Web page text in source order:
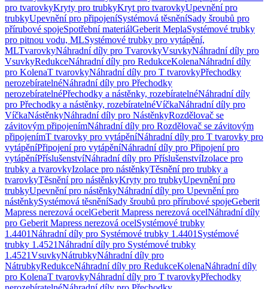
pro tvarovkyKryty pro trubkyKryt pro tvarovkyUpevnění pro
trubkyUpevnění pro připojeníSystémová těsněníSady šroubů pro
přírubové spojeSpotřební materiálGeberit MeplaSystémové trubky
pro pitnou vodu, MLSystémové trubky pro vytápění,
MLTvarovkyNáhradní díly pro TvarovkyVsuvkyNáhradní díly pro
VsuvkyRedukceNáhradní díly pro RedukceKolenaNáhradní díly
pro KolenaT tvarovkyNáhradní díly pro T tvarovkyPřechodky
nerozebíratelnéNáhradní díly pro Přechodky
nerozebíratelnéPřechodky a nástěnky, rozebíratelnéNáhradní díly
pro Přechodky a nástěnky, rozebíratelnéVíčkaNáhradní díly pro
VíčkaNástěnkyNáhradní díly pro NástěnkyRozdělovač se
závitovým připojenímNáhradní díly pro Rozdělovač se závitovým
připojenímT tvarovky pro vytápěníNáhradní díly pro T tvarovky pro
vytápěníPřipojení pro vytápěníNáhradní díly pro Připojení pro
vytápěníPříslušenstvíNáhradní díly pro PříslušenstvíIzolace pro
trubky a tvarovkyIzolace pro nástěnkyTěsnění pro trubky a
tvarovkyTěsnění pro nástěnkyKryty pro trubkyUpevnění pro
trubkyUpevnění pro nástěnkyNáhradní díly pro Upevnění pro
nástěnkySystémová těsněníSady šroubů pro přírubové spojeGeberit
Mapress nerezová ocelGeberit Mapress nerezová ocelNáhradní díly
pro Geberit Mapress nerezová ocelSystémové trubky
1.4401Náhradní díly pro Systémové trubky 1.4401 Systémové
trubky 1.4521Náhradní díly pro Systémové trubky
1.4521VsuvkyNátrubkyNáhradní díly pro
NátrubkyRedukceNáhradní díly pro RedukceKolenaNáhradní díly
pro KolenaT tvarovkyNáhradní díly pro T tvarovkyPřechodky